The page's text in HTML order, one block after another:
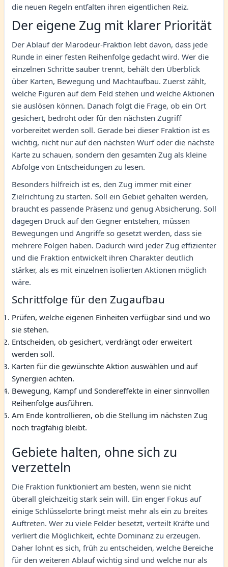
die neuen Regeln entfalten ihren eigentlichen Reiz.
Der eigene Zug mit klarer Priorität
Der Ablauf der Marodeur-Fraktion lebt davon, dass jede
Runde in einer festen Reihenfolge gedacht wird. Wer die
einzelnen Schritte sauber trennt, behält den Überblick
über Karten, Bewegung und Machtaufbau. Zuerst zählt,
welche Figuren auf dem Feld stehen und welche Aktionen
sie auslösen können. Danach folgt die Frage, ob ein Ort
gesichert, bedroht oder für den nächsten Zugriff
vorbereitet werden soll. Gerade bei dieser Fraktion ist es
wichtig, nicht nur auf den nächsten Wurf oder die nächste
Karte zu schauen, sondern den gesamten Zug als kleine
Abfolge von Entscheidungen zu lesen.
Besonders hilfreich ist es, den Zug immer mit einer
Zielrichtung zu starten. Soll ein Gebiet gehalten werden,
braucht es passende Präsenz und genug Absicherung. Soll
dagegen Druck auf den Gegner entstehen, müssen
Bewegungen und Angriffe so gesetzt werden, dass sie
mehrere Folgen haben. Dadurch wird jeder Zug effizienter
und die Fraktion entwickelt ihren Charakter deutlich
stärker, als es mit einzelnen isolierten Aktionen möglich
wäre.
Schrittfolge für den Zugaufbau
Prüfen, welche eigenen Einheiten verfügbar sind und wo
sie stehen.
Entscheiden, ob gesichert, verdrängt oder erweitert
werden soll.
Karten für die gewünschte Aktion auswählen und auf
Synergien achten.
Bewegung, Kampf und Sondereffekte in einer sinnvollen
Reihenfolge ausführen.
Am Ende kontrollieren, ob die Stellung im nächsten Zug
noch tragfähig bleibt.
Gebiete halten, ohne sich zu
verzetteln
Die Fraktion funktioniert am besten, wenn sie nicht
überall gleichzeitig stark sein will. Ein enger Fokus auf
einige Schlüsselorte bringt meist mehr als ein zu breites
Auftreten. Wer zu viele Felder besetzt, verteilt Kräfte und
verliert die Möglichkeit, echte Dominanz zu erzeugen.
Daher lohnt es sich, früh zu entscheiden, welche Bereiche
für den weiteren Ablauf wichtig sind und welche nur als